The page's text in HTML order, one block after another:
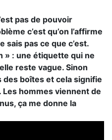
pas de pouvoir
c’est qu’on l’affirme
sais pas ce que c’est.
» : une étiquette qui ne
reste vague. Sinon
des boîtes et cela signifie
Les hommes viennent de
ça me donne la